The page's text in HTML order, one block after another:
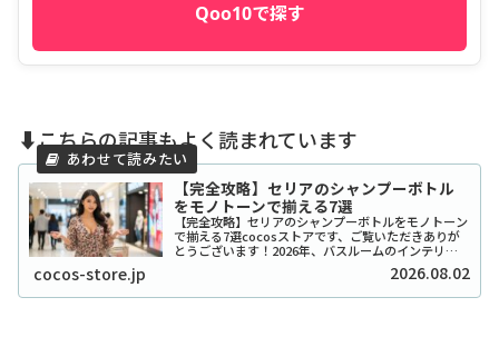
Qoo10で探す
⬇️こちらの記事もよく読まれています
【完全攻略】セリアのシャンプーボトル
をモノトーンで揃える7選
【完全攻略】セリアのシャンプーボトルをモノトーン
で揃える7選cocosストアです、ご覧いただきありが
とうございます！2026年、バスルームのインテリア
をワンランク上げたいと考えているあなたに、セリア
のシャンプーボトル（モノトーン）はまさに救...
cocos-store.jp 2026.08.02